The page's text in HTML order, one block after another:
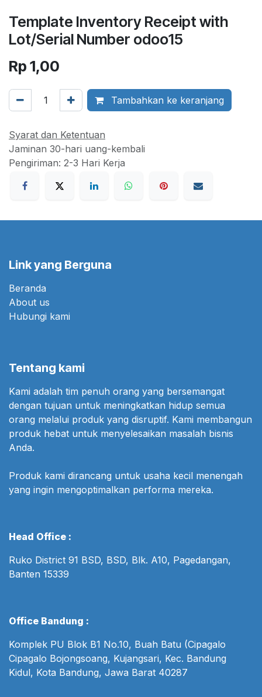
Template Inventory Receipt with
Lot/Serial Number odoo15
Rp 1,00
Tambahkan ke keranjang
Syarat dan Ketentuan
Jaminan 30-hari uang-kembali
Pengiriman: 2-3 Hari Kerja
Link yang Berguna
Beranda
About us
Hubungi kami
Tentang kami
Kami adalah tim penuh orang yang bersemangat
dengan tujuan untuk meningkatkan hidup semua
orang melalui produk yang disruptif. Kami membangun
produk hebat untuk menyelesaikan masalah bisnis
Anda.
Produk kami dirancang untuk usaha kecil menengah
yang ingin mengoptimalkan performa mereka.
Head Office :
Ruko District 91 BSD, BSD, Blk. A10, Pagedangan,
Banten 15339
Office Bandung :
Komplek PU Blok B1 No.10, Buah Batu (Cipagalo
Cipagalo Bojongsoang, Kujangsari, Kec. Bandung
Kidul, Kota Bandung, Jawa Barat 40287